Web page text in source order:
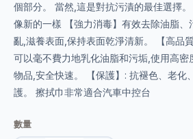
個部分。 當然,這是對抗污漬的最佳選擇
像新的一樣 【強力消毒】有效去除油脂、
亂,滋養表面,保持表面乾淨清新。 【高品
可以毫不費力地乳化油脂和污垢,使用高
物品,安全快速。 【保護】: 抗褪色、老化
護。 擦拭巾非常適合汽車中控台
數量